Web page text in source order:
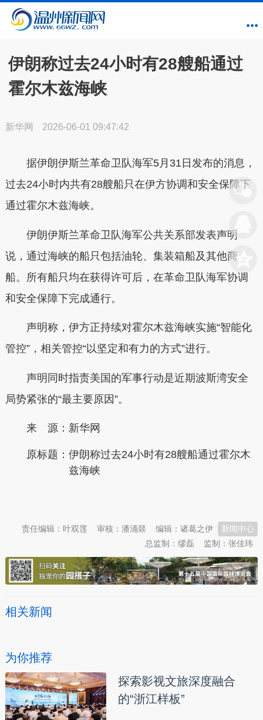
伊朗称过去24小时有28艘船通过
霍尔木兹海峡
新华网 2026-06-01 09:47:42
据伊朗伊斯兰革命卫队海军5月31日发布的消息，
过去24小时内共有28艘船只在伊方协调和安全保障下
通过霍尔木兹海峡。
伊朗伊斯兰革命卫队海军公共关系部发表声明
说，通过海峡的船只包括油轮、集装箱船及其他商
船。所有船只均在获得许可后，在革命卫队海军协调
和安全保障下完成通行。
声明称，伊方正持续对霍尔木兹海峡实施“智能化
管控”，相关管控“以坚定和有力的方式”进行。
声明同时指责美国的军事行动是近期波斯湾安全
局势紧张的“最主要原因”。
来 源：新华网
原标题： 伊朗称过去24小时有28艘船通过霍尔木
兹海峡
新闻中心
编辑：诸葛之伊
审核：潘涌燚
责任编辑：叶双莲
监制：张佳玮
总监制：缪磊
相关新闻
为你推荐
探索影视文旅深度融合
的“浙江样板”